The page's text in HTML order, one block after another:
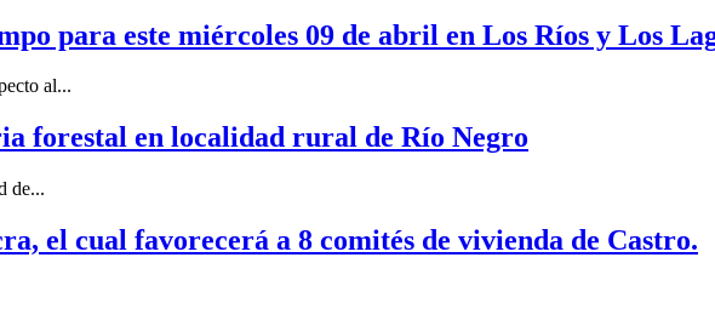
para este miércoles 09 de abril en Los Ríos y Los
al...
forestal en localidad rural de Río Negro
de...
el cual favorecerá a 8 comités de vivienda de Castro.